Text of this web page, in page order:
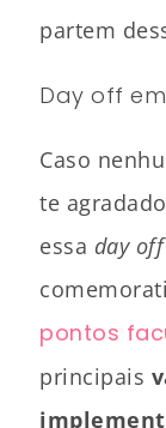
partem
Day off
Caso
te
essa day off
pontos
principais